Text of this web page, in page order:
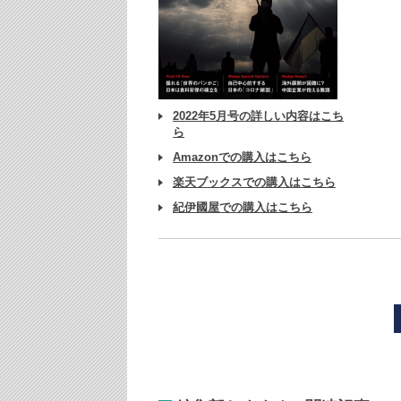
2022年5月号の詳しい内容はこち
ら
Amazonでの購入はこちら
楽天ブックスでの購入はこちら
紀伊國屋での購入はこちら